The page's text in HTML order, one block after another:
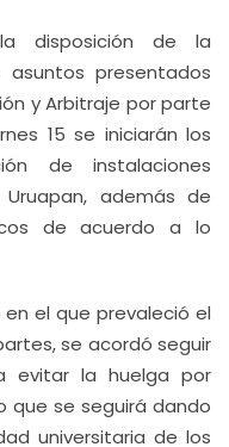
disposición de la
presentados
y Arbitraje por parte
15 se iniciarán los
de instalaciones
además de
de acuerdo a lo
el que prevaleció el
se acordó seguir
evitar la huelga por
que se seguirá dando
universitaria de los